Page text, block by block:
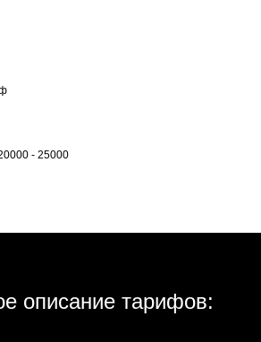
- 25000
описание тарифов: